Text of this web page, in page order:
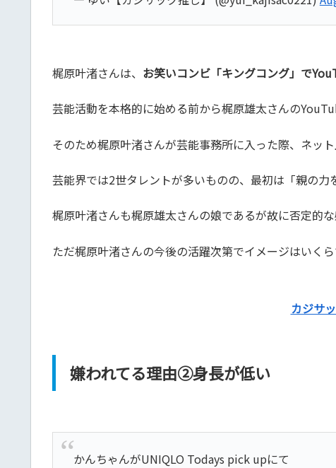
梶原叶渚さんは、 お笑いコンビ「キングコング」で
芸能活動を本格的に始める前から梶原雄太さんの
そのため梶原叶渚さんが芸能事務所に入った際、ネッ
芸能界では2世タレントが多いものの、最初は「親の力
梶原叶渚さんも梶原雄太さんの娘であるが故に否定的
ただ梶原叶渚さんの今後の活躍次第でイメージはいく
カジサ
嫌われてる理由②身長が低い
かんちゃんがUNIQLO Todays pick upにて